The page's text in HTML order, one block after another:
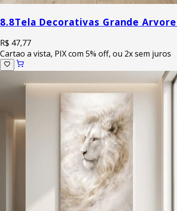
8.8Tela Decorativas Grande
R$ 47,77
Cartao a vista, PIX com 5% off, ou 2x sem juros